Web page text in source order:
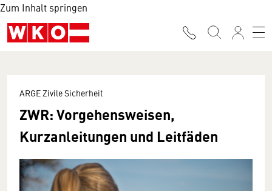
Zum Inhalt springen
ARGE Zivile Sicherheit
ZWR: Vorgehensweisen,
Kurzanleitungen und Leitfäden